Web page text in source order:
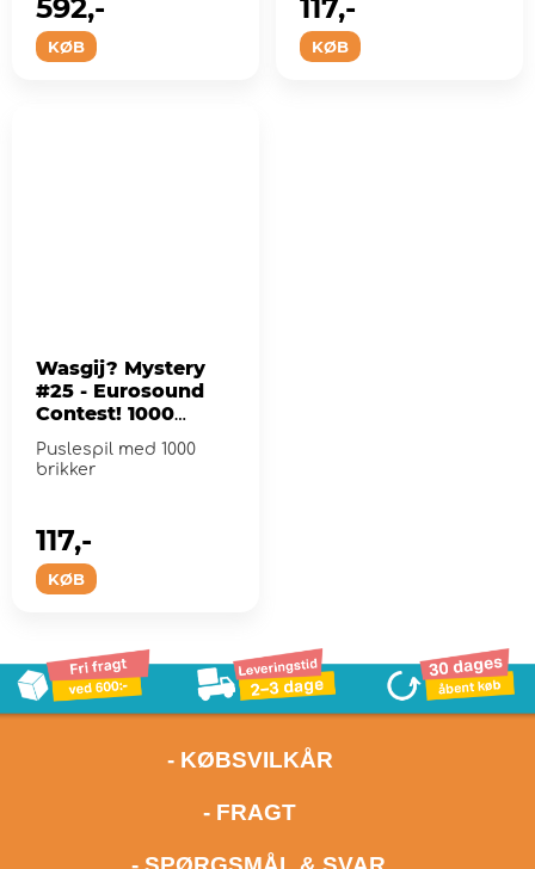
KØB
592,-
KØB
117,-
Wasgij? Mystery
#25 - Eurosound
Contest! 1000
Brikker
Puslespil med 1000
brikker
KØB
117,-
- KØBSVILKÅR
- FRAGT